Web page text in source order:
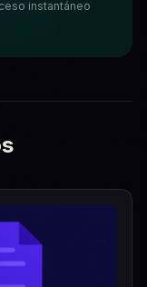
instantáneo